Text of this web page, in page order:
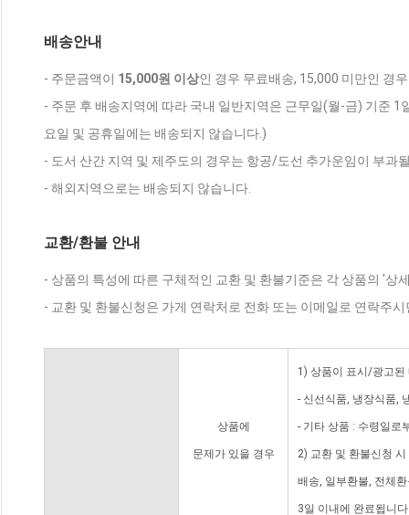
배송안내
- 주문금액이 15,000원 이상인 경우 무료배송, 15,000 미만인 경
- 주문 후 배송지역에 따라 국내 일반지역은 근무일(월-금) 기준
요일 및 공휴일에는 배송되지 않습니다.)
- 도서 산간 지역 및 제주도의 경우는 항공/도선 추가운임이 부과
- 해외지역으로는 배송되지 않습니다.
교환/환불 안내
- 상품의 특성에 따른 구체적인 교환 및 환불기준은 각 상품의 '상
- 교환 및 환불신청은 가게 연락처로 전화 또는 이메일로 연락주
상품에
문제가 있을 경우
1) 상품이 표시/광고된
- 신선식품, 냉장식품,
- 기타 상품 : 수령일로
2) 교환 및 환불신청
배송, 일부환불, 전체
3일 이내에 완료됩니